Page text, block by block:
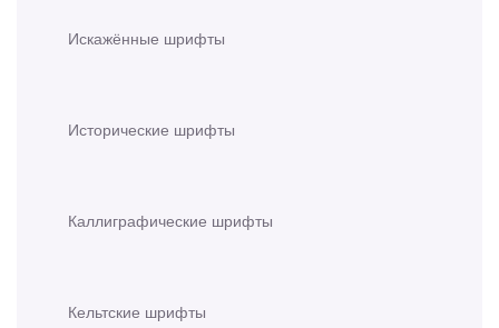
Искажённые шрифты
Исторические шрифты
Каллиграфические шрифты
Кельтские шрифты